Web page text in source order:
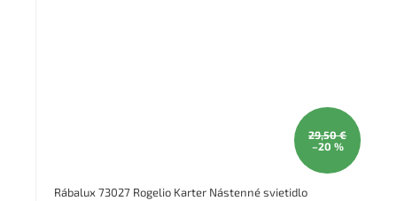
29,50 €
–20 %
Rábalux 73027 Rogelio Karter Nástenné svietidlo